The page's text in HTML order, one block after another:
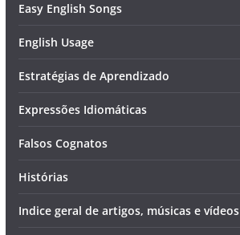
Easy English Songs
English Usage
Estratégias de Aprendizado
Expressões Idiomáticas
Falsos Cognatos
Histórias
Indice geral de artigos, músicas e vídeos